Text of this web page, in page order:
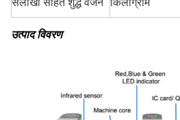
सलाखों सहित शुद्ध वजन किलोग्राम
उत्पाद विवरण